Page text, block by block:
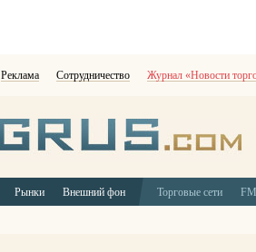
Реклама Сотрудничество Журнал «Новости
Рынки Внешний фон Торговые сети